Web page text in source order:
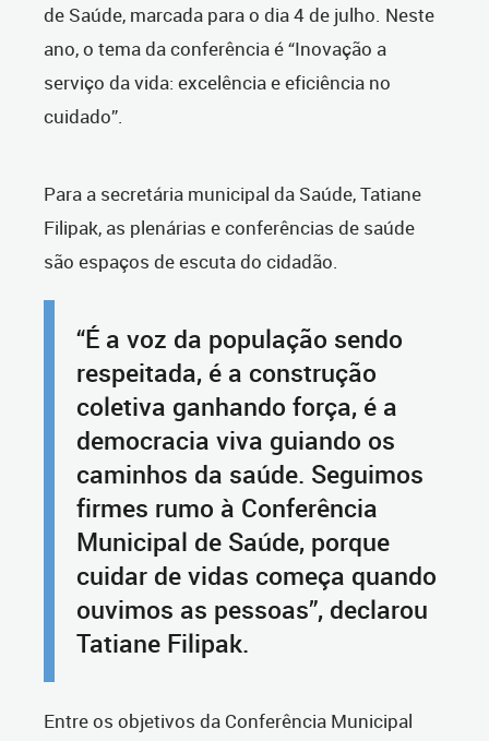
de Saúde, marcada para o dia 4 de julho. Neste
ano, o tema da conferência é “Inovação a
serviço da vida: excelência e eficiência no
cuidado”.
Para a secretária municipal da Saúde, Tatiane
Filipak, as plenárias e conferências de saúde
são espaços de escuta do cidadão.
“É a voz da população sendo
respeitada, é a construção
coletiva ganhando força, é a
democracia viva guiando os
caminhos da saúde. Seguimos
firmes rumo à Conferência
Municipal de Saúde, porque
cuidar de vidas começa quando
ouvimos as pessoas”, declarou
Tatiane Filipak.
Entre os objetivos da Conferência Municipal